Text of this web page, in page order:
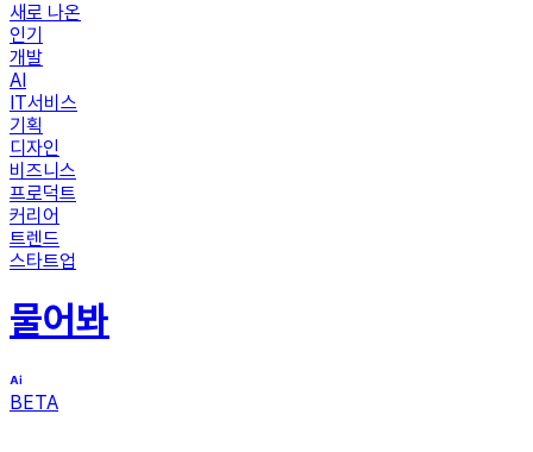
새로 나온
인기
개발
AI
IT서비스
기획
디자인
비즈니스
프로덕트
커리어
트렌드
스타트업
물어봐
BETA